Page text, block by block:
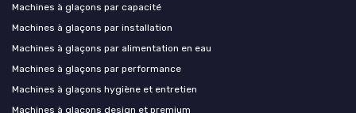
Machines à glaçons par capacité
Machines à glaçons par installation
Machines à glaçons par alimentation en eau
Machines à glaçons par performance
Machines à glaçons hygiène et entretien
Machines à glaçons design et premium